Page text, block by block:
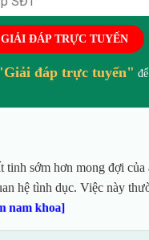
GIẢI ĐÁP TRỰC TUYẾN
đáp trực tuyến"
sớm hơn mong đợi của
hệ tình dục. Việc này
nam khoa]